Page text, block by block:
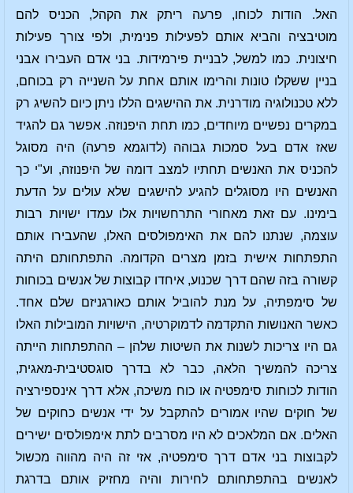
האל. הודות לכוחו, פרעה ריתק את הקהל, הכניס להם
מוטיבציה והביא אותם לפעילות פנימית, ולפי צורך פעילות
חיצונית. כמו למשל, לבניית פירמידות. בני אדם העבירו אבני
בניין ששקלו טונות והרימו אותם אחת על השנייה רק בכוחם,
ללא טכנולוגיה מודרנית. את ההישגים הללו ניתן כיום להשיג רק
במקרים נפשיים מיוחדים, כמו תחת היפנוזה. אפשר גם להגיד
שאז אדם בעל סמכות גבוהה (לדוגמא פרעה) היה מסוגל
להכניס את האנשים תחתיו למצב דומה של היפנוזה, וע"י כך
האנשים היו מסוגלים להגיע להישגים שלא עולים על הדעת
בימינו. עם זאת מאחורי התרחשויות אלו עמדו ישויות רבות
עוצמה, שנתנו להם את האימפולסים האלו, שהעבירו אותם
התפתחות אישית בזמן מצרים הקדומה. התפתחותם היתה
קשורה בזה שהם דרך שכנוע, איחדו קבוצות של אנשים בכוחות
של סימפתיה, על מנת להוביל אותם כאורגניזם שלם אחד.
כאשר האנושות התקדמה לדמוקרטיה, הישויות המובילות האלו
גם היו צריכות לשנות את השיטות שלהן – ההתפתחות הייתה
צריכה להמשיך הלאה, כבר לא בדרך סוגסטיבית-מאגית,
הודות לכוחות סימפטיה או כוח משיכה, אלא דרך אינספירציה
של חוקים שהיו אמורים להתקבל על ידי אנשים כחוקים של
האלים. אם המלאכים לא היו מסרבים לתת אימפולסים ישירים
לקבוצות בני אדם דרך סימפטיה, אזי זה היה מהווה מכשול
לאנשים בהתפתחותם לחירות והיה מחזיק אותם בדרגת